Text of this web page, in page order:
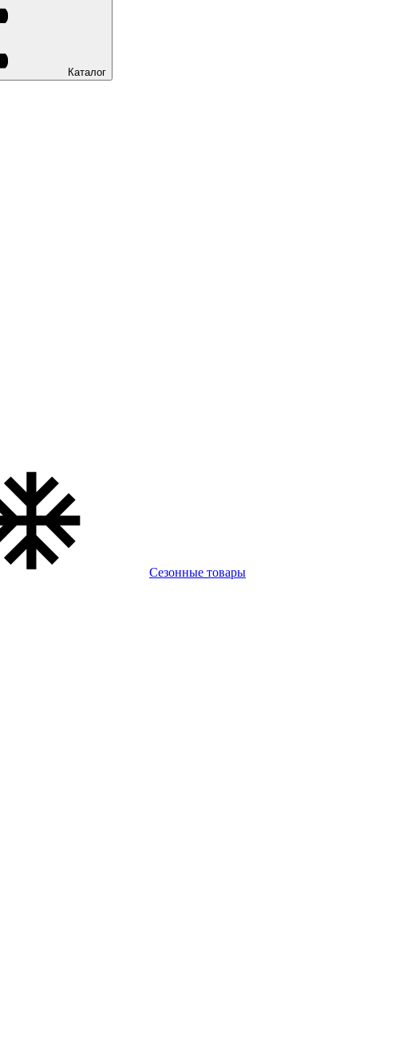
Каталог
Сезонные товары